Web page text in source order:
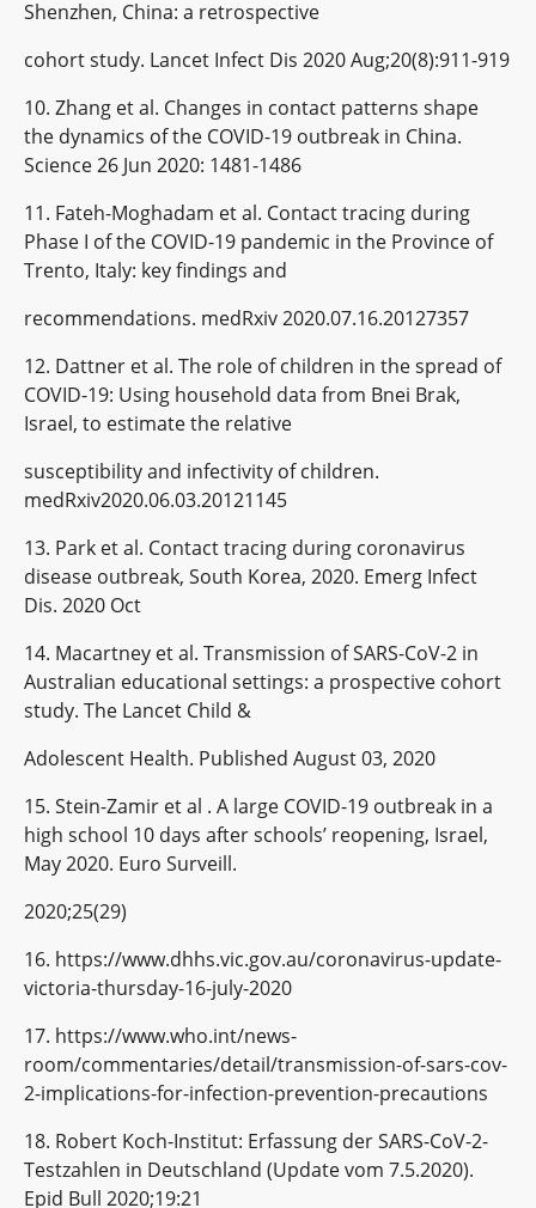
Shenzhen, China: a retrospective
cohort study. Lancet Infect Dis 2020 Aug;20(8):911-919
10. Zhang et al. Changes in contact patterns shape
the dynamics of the COVID-19 outbreak in China.
Science 26 Jun 2020: 1481-1486
11. Fateh-Moghadam et al. Contact tracing during
Phase I of the COVID-19 pandemic in the Province of
Trento, Italy: key findings and
recommendations. medRxiv 2020.07.16.20127357
12. Dattner et al. The role of children in the spread of
COVID-19: Using household data from Bnei Brak,
Israel, to estimate the relative
susceptibility and infectivity of children.
medRxiv2020.06.03.20121145
13. Park et al. Contact tracing during coronavirus
disease outbreak, South Korea, 2020. Emerg Infect
Dis. 2020 Oct
14. Macartney et al. Transmission of SARS-CoV-2 in
Australian educational settings: a prospective cohort
study. The Lancet Child &
Adolescent Health. Published August 03, 2020
15. Stein-Zamir et al . A large COVID-19 outbreak in a
high school 10 days after schools’ reopening, Israel,
May 2020. Euro Surveill.
2020;25(29)
16. https://www.dhhs.vic.gov.au/coronavirus-update-
victoria-thursday-16-july-2020
17. https://www.who.int/news-
room/commentaries/detail/transmission-of-sars-cov-
2-implications-for-infection-prevention-precautions
18. Robert Koch-Institut: Erfassung der SARS-CoV-2-
Testzahlen in Deutschland (Update vom 7.5.2020).
Epid Bull 2020;19:21